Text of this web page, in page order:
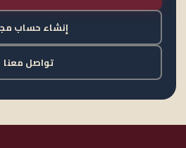
إنشاء حساب
تواصل معنا